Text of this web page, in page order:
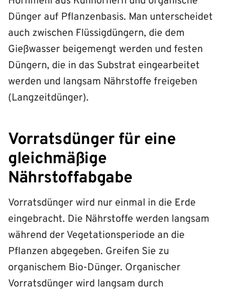
Dünger auf Pflanzenbasis. Man unterscheidet
auch zwischen Flüssigdüngern, die dem
Gießwasser beigemengt werden und festen
Düngern, die in das Substrat eingearbeitet
werden und langsam Nährstoffe freigeben
(Langzeitdünger).
Vorratsdünger für eine
gleichmäßige
Nährstoffabgabe
Vorratsdünger wird nur einmal in die Erde
eingebracht. Die Nährstoffe werden langsam
während der Vegetationsperiode an die
Pflanzen abgegeben. Greifen Sie zu
organischem Bio-Dünger. Organischer
Vorratsdünger wird langsam durch